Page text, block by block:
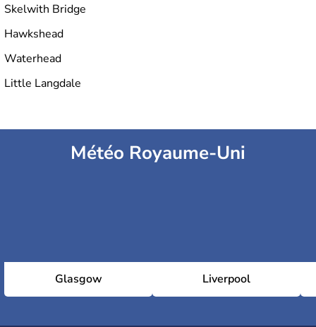
Skelwith Bridge
Hawkshead
Waterhead
Little Langdale
Météo Royaume-Uni
Glasgow Liverpool